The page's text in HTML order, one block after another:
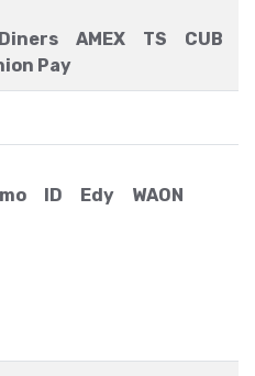
AMEX TS CUB
Pay
ID Edy WAON